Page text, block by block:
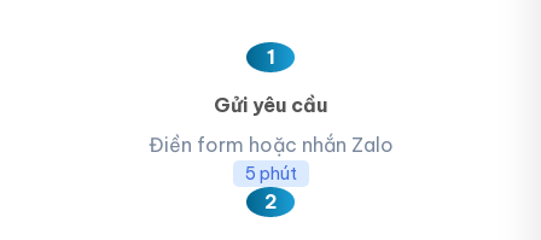
1
Gửi yêu cầu
Điền form hoặc nhắn Zalo
5 phút
2